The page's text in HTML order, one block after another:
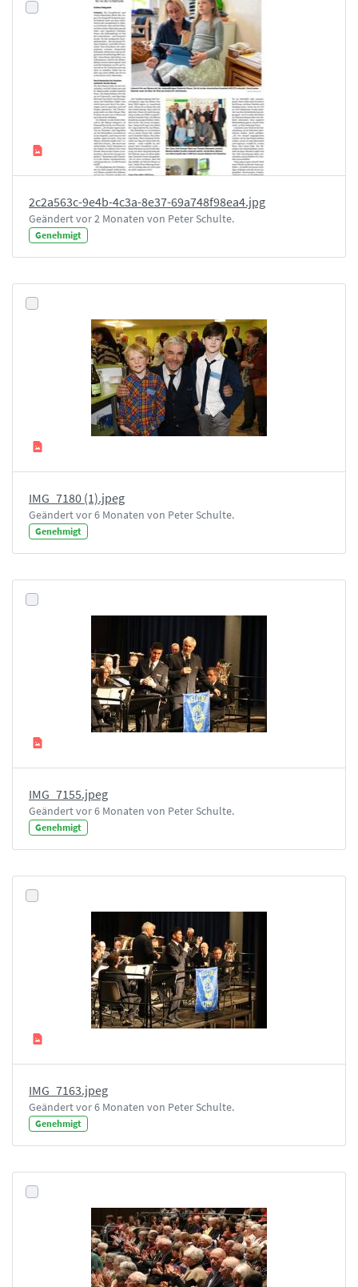
2c2a563c-9e4b-4c3a-8e37-69a748f98ea4.jpg
Geändert vor 2 Monaten von Peter Schulte.
Genehmigt
IMG_7180 (1).jpeg
Geändert vor 6 Monaten von Peter Schulte.
Genehmigt
IMG_7155.jpeg
Geändert vor 6 Monaten von Peter Schulte.
Genehmigt
IMG_7163.jpeg
Geändert vor 6 Monaten von Peter Schulte.
Genehmigt